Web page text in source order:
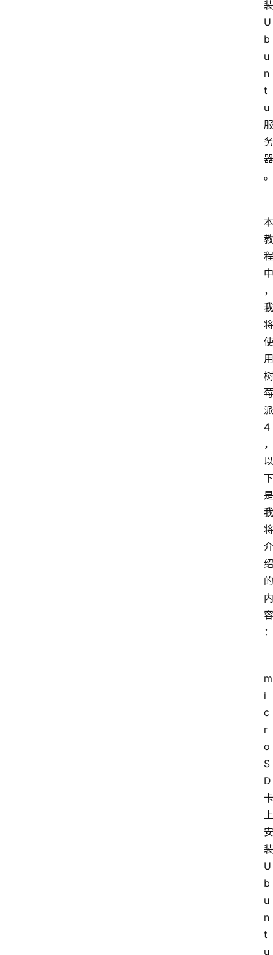
装
U
b
u
n
t
u
服
务
器
。
本
教
程
中
，
我
将
使
用
树
莓
派
4
，
以
下
是
我
将
介
绍
的
内
容
：
m
i
c
r
o
S
D
卡
上
安
装
U
b
u
n
t
u